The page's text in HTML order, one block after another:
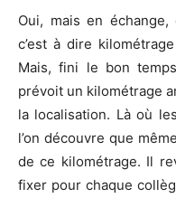
Oui, mais en échange,
c’est à dire
Mais, fini le bon
prévoit un kilométrage
la localisation. Là où
l’on découvre que
de ce kilométrage. Il
fixer pour chaque